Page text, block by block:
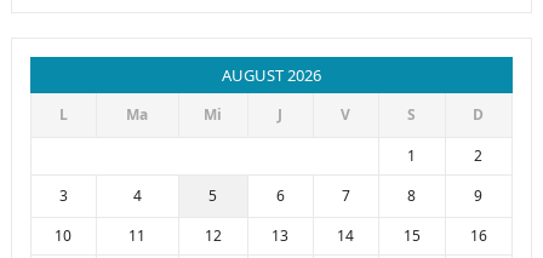
AUGUST 2026
L Ma Mi J V S
D
1
2
3
4 5 6 7 8
9
10
11 12 13 14 15
16